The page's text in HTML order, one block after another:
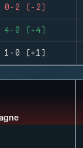
0-2 (-2)
4-0 (+4)
1-0 (+1)